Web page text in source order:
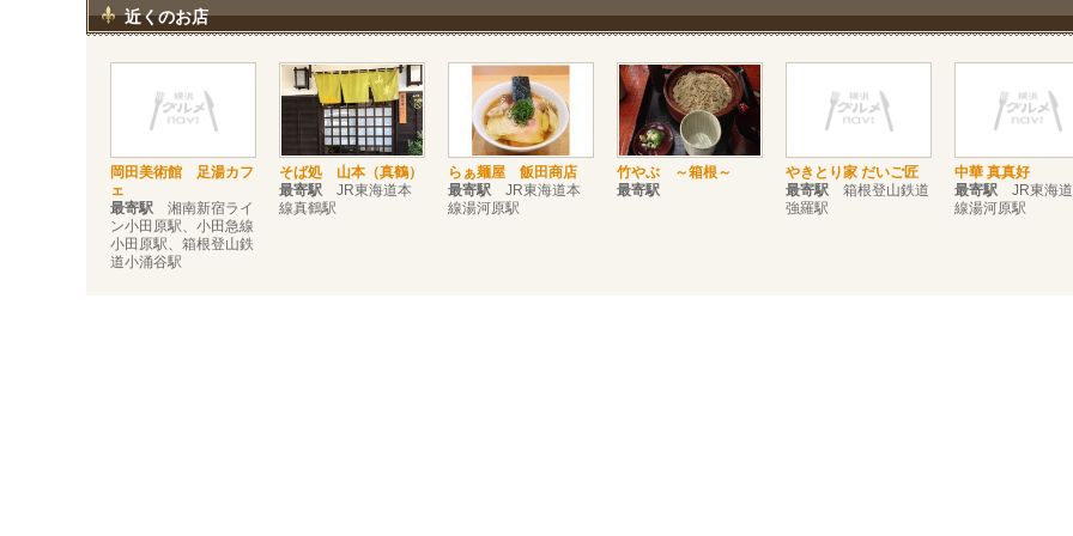
近くのお店
岡田美術館 足湯カフ
ェ
最寄駅 湘南新宿ライ
ン小田原駅、小田急線
小田原駅、箱根登山鉄
道小涌谷駅
そば処 山本（真鶴）
最寄駅 JR東海道本
線真鶴駅
らぁ麺屋 飯田商店
最寄駅 JR東海道本
線湯河原駅
竹やぶ ～箱根～
最寄駅
やきとり家 だいご匠
最寄駅 箱根登山鉄道
強羅駅
中華 真真好
最寄駅 JR東海
線湯河原駅